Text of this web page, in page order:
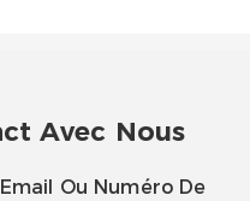
Avec Nous
Ou Numéro De